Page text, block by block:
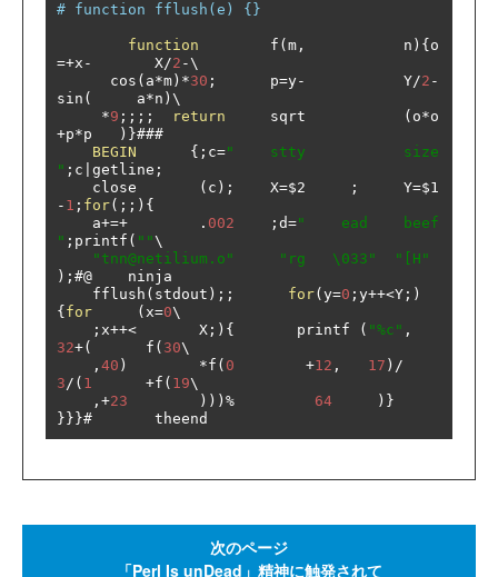
# function fflush(e) {}
function
        f
( m ,
           n
){
=+x -
       X
/2 -\
      cos
( a*m )*30 ;
      p
=y-
           Y
/2 -
sin (
     a
*n ) \
*9 ;;;; return
     sqrt
( o*
+p*p
)}###
BEGIN
{; c="    stty           size
" ; c getline ;
    close
( c );
    X
=$2 ;
     Y
=
- 1 ; for(;;){
    a
+=+ . 002 ; d="    ead    beef
" ; printf ( ""\
"tnn@netilium.o"
"rg   \033"
"[H"
);#@
    ninja
    fflush
( stdout );; for( y=0 ; y++<Y ;)
{ for ( x=0\
; x++<
       X
;){
       printf
( "%c" ,
32+(
      f
( 30\
, 40 ) *f ( 0 +12 , 17 )/
3/( 1 +f ( 19\
,+23 )))% 64
)}
}}}#
       theend
次のページ
「Perl Is unDead」精神に触発されて